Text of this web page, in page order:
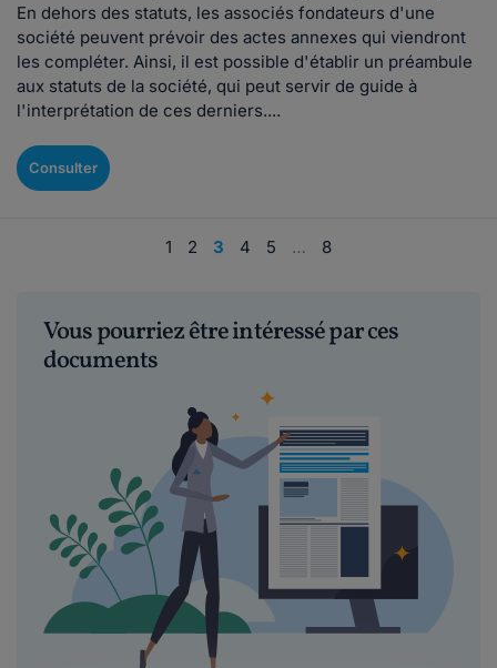
En dehors des statuts, les associés fondateurs d'une
société peuvent prévoir des actes annexes qui viendront
les compléter. Ainsi, il est possible d'établir un préambule
aux statuts de la société, qui peut servir de guide à
l'interprétation de ces derniers....
Consulter
1 2 3 4 5 … 8
Vous pourriez être intéressé par ces
documents